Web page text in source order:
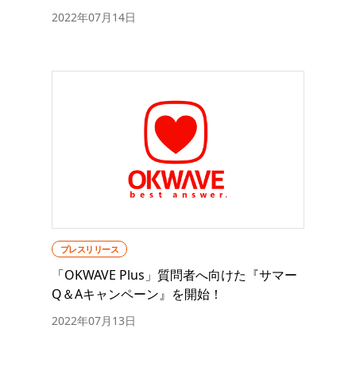
2022年07月14日
プレスリリース
「OKWAVE Plus」質問者へ向けた『サマー
Q＆Aキャンペーン』を開始！
2022年07月13日